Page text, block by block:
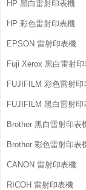
HP 黑白雷射印表機
HP 彩色雷射印表機
EPSON 雷射印表機
Fuji Xerox 黑白雷射印
FUJIFILM 彩色雷射印
FUJIFILM 黑白雷射印
Brother 黑白雷射印表
Brother 彩色雷射印表
CANON 雷射印表機
RICOH 雷射印表機